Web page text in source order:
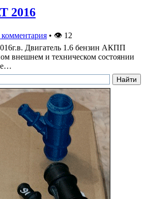
2016
• 👁 12
Двигатель 1.6 бензин АКПП
внешнем и техническом состоянии